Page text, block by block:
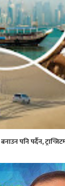
पनि पर्दैन,